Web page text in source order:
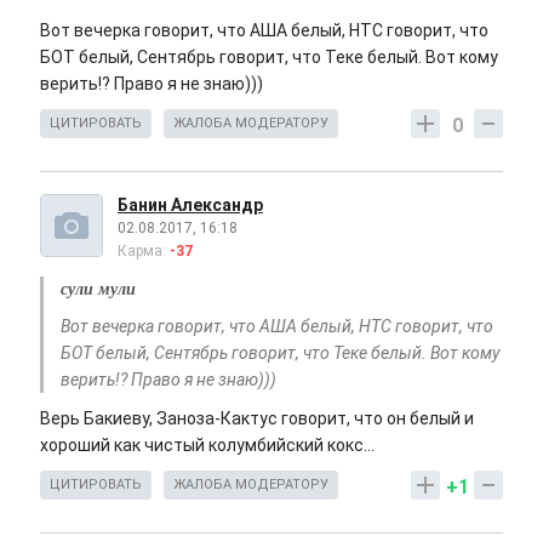
Вот вечерка говорит, что АША белый, НТС говорит, что
БОТ белый, Сентябрь говорит, что Теке белый. Вот кому
верить!? Право я не знаю)))
0
ЦИТИРОВАТЬ ЖАЛОБА МОДЕРАТОРУ
Банин Александр
02.08.2017, 16:18
Карма: -37
сули мули
Вот вечерка говорит, что АША белый, НТС говорит, что
БОТ белый, Сентябрь говорит, что Теке белый. Вот кому
верить!? Право я не знаю)))
Верь Бакиеву, Заноза-Кактус говорит, что он белый и
хороший как чистый колумбийский кокс...
+1
ЦИТИРОВАТЬ ЖАЛОБА МОДЕРАТОРУ